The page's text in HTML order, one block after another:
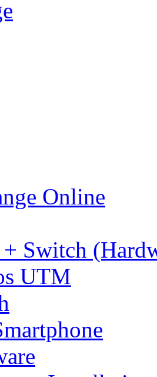
Online
Switch
UTM